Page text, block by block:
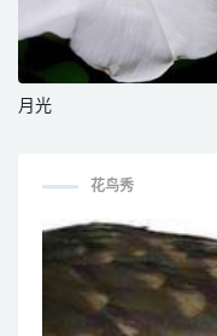
月光
花鸟秀